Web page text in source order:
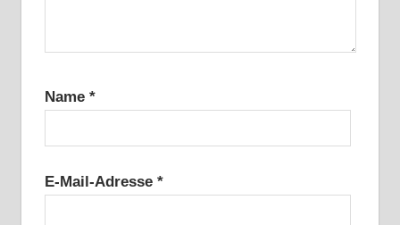
Name *
E-Mail-Adresse *